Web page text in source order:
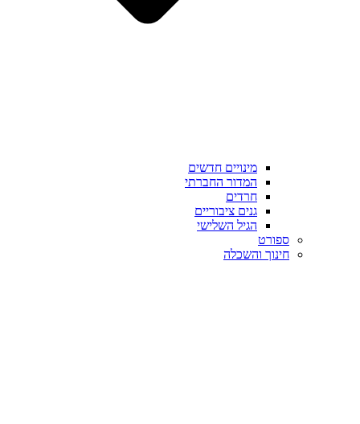
מינויים חדשים
המדור החברתי
חרדים
גנים ציבוריים
הגיל השלישי
ספורט
חינוך והשכלה